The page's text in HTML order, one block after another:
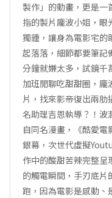
製作」的動畫，更是一
指的製片龐波小姐，眼
獨鍾，讓身為電影宅的
起落落，細節都要筆記
分鐘就嫌太多，試鏡千
加班閒聊吃甜甜圈，
片，找來影帝復出兩
名助理吉恩執導？！波
自同名漫畫，《酷愛
銀幕，次世代虛擬
作中的酸甜苦辣完整
的觸電瞬間，手刃底
跑，因為電影是感動、